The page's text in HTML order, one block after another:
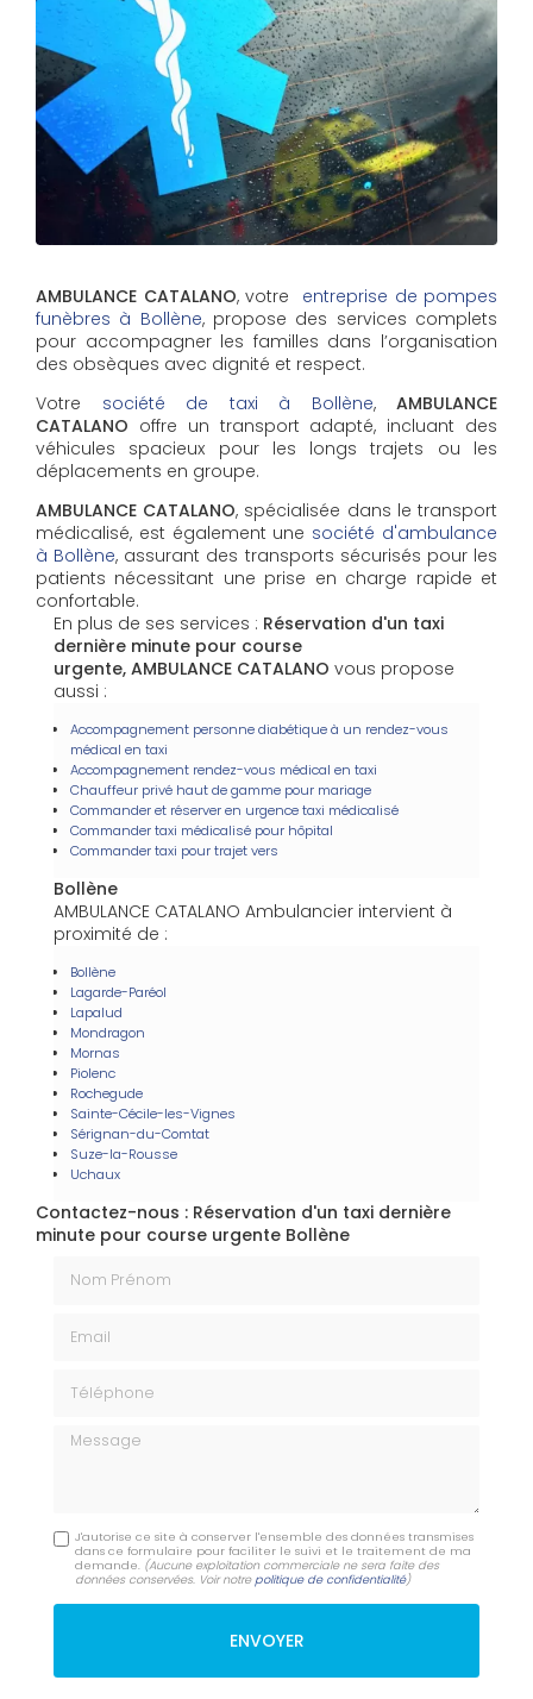
AMBULANCE CATALANO, votre entreprise de pompes
funèbres à Bollène, propose des services complets
pour accompagner les familles dans l’organisation
des obsèques avec dignité et respect.
Votre société de taxi à Bollène, AMBULANCE
CATALANO offre un transport adapté, incluant des
véhicules spacieux pour les longs trajets ou les
déplacements en groupe.
AMBULANCE CATALANO, spécialisée dans le transport
médicalisé, est également une société d'ambulance
à Bollène, assurant des transports sécurisés pour les
patients nécessitant une prise en charge rapide et
confortable.
En plus de ses services : Réservation d'un taxi
dernière minute pour course
urgente, AMBULANCE CATALANO vous propose
aussi :
Accompagnement personne diabétique à un rendez-vous
médical en taxi
Accompagnement rendez-vous médical en taxi
Chauffeur privé haut de gamme pour mariage
Commander et réserver en urgence taxi médicalisé
Commander taxi médicalisé pour hôpital
Commander taxi pour trajet vers
Bollène
AMBULANCE CATALANO Ambulancier intervient à
proximité de :
Bollène
Lagarde-Paréol
Lapalud
Mondragon
Mornas
Piolenc
Rochegude
Sainte-Cécile-les-Vignes
Sérignan-du-Comtat
Suze-la-Rousse
Uchaux
Contactez-nous : Réservation d'un taxi dernière
minute pour course urgente Bollène
Message
J'autorise ce site à conserver l'ensemble des données transmises
dans ce formulaire pour faciliter le suivi et le traitement de ma
demande. (Aucune exploitation commerciale ne sera faite des
données conservées. Voir notrepolitique de confidentialité)